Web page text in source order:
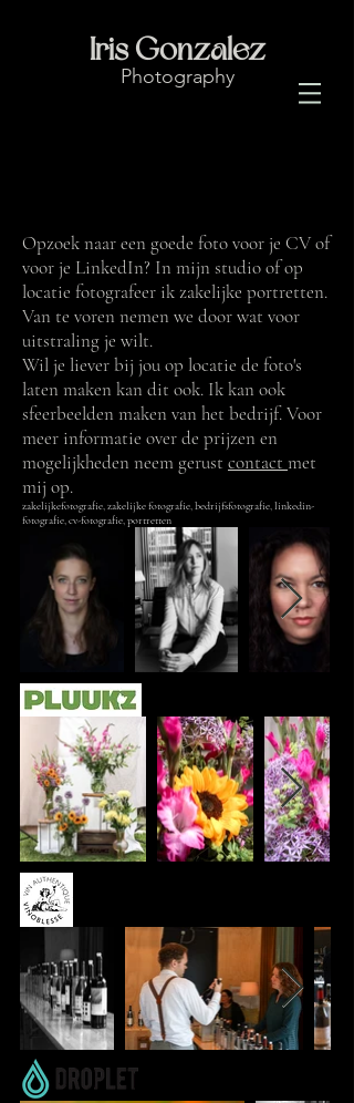
Iris Gonzalez
Photography
Opzoek naar een goede foto voor je CV of
voor je LinkedIn? In mijn studio of op
locatie fotografeer ik zakelijke portretten.
Van te voren nemen we door wat voor
uitstraling je wilt.
Wil je liever bij jou op locatie de foto's
laten maken kan dit ook. Ik kan ook
sfeerbeelden maken van het bedrijf. Voor
meer informatie over de prijzen en
mogelijkheden neem gerust contact met
mij op.
zakelijkefotografie, zakelijke fotografie, bedrijfsfotografie, linkedin-
fotografie, cv-fotografie, portretten